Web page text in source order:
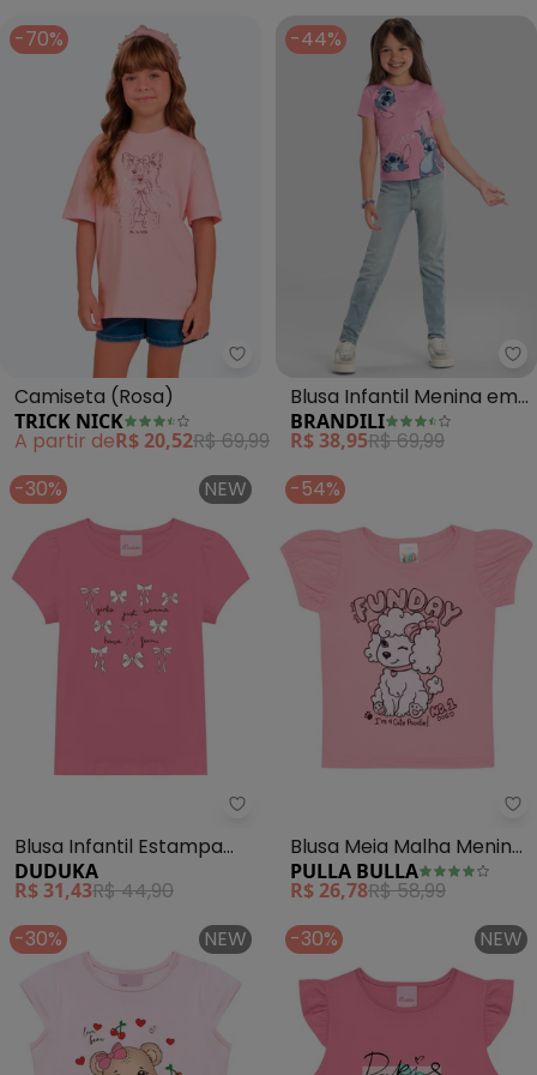
-70%
Trick Nick - Camiseta (Rosa)
Camiseta (Rosa)
TRICK NICK
A partir deR$ 20,52R$ 69,99
-44%
Blusa Infantil Menina em
Malha do Stitch (Rosa)
BRANDILI
R$ 38,95R$ 69,99
-30%
NEW
Blusa Infantil Estampa
Laço (Rosa)
DUDUKA
R$ 31,43R$ 44,90
-54%
Blusa Meia Malha Menina
(Rosa)
PULLA BULLA
R$ 26,78R$ 58,99
-30%
NEW -30% NEW